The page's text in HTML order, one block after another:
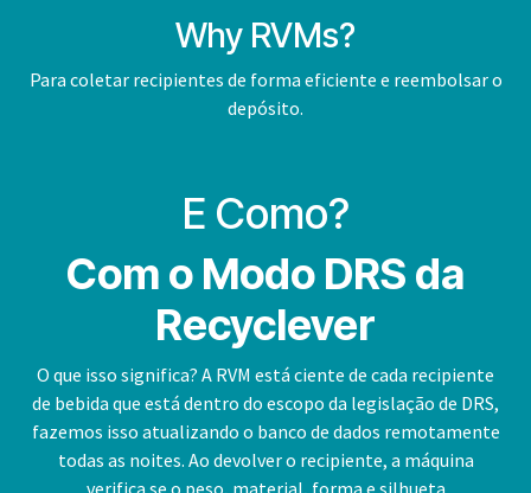
Why RVMs?
Para coletar recipientes de forma eficiente e reembolsar o
depósito.
E Como?
Com o Modo DRS da
Recyclever
O que isso significa? A RVM está ciente de cada recipiente
de bebida que está dentro do escopo da legislação de DRS,
fazemos isso atualizando o banco de dados remotamente
todas as noites. Ao devolver o recipiente, a máquina
verifica se o peso, material, forma e silhueta